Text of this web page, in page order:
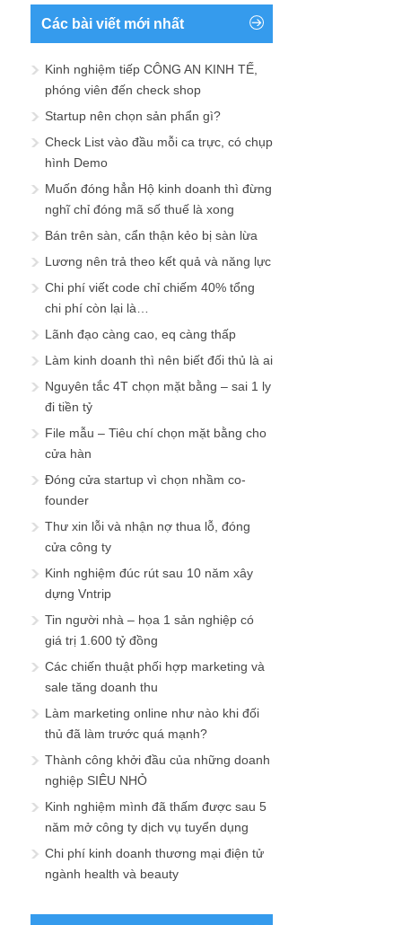
Các bài viết mới nhất
Kinh nghiệm tiếp CÔNG AN KINH TẾ,
phóng viên đến check shop
Startup nên chọn sản phẩn gì?
Check List vào đầu mỗi ca trực, có chụp
hình Demo
Muốn đóng hẳn Hộ kinh doanh thì đừng
nghĩ chỉ đóng mã số thuế là xong
Bán trên sàn, cẩn thận kẻo bị sàn lừa
Lương nên trả theo kết quả và năng lực
Chi phí viết code chỉ chiếm 40% tổng
chi phí còn lại là…
Lãnh đạo càng cao, eq càng thấp
Làm kinh doanh thì nên biết đối thủ là ai
Nguyên tắc 4T chọn mặt bằng – sai 1 ly
đi tiền tỷ
File mẫu – Tiêu chí chọn mặt bằng cho
cửa hàn
Đóng cửa startup vì chọn nhầm co-
founder
Thư xin lỗi và nhận nợ thua lỗ, đóng
cửa công ty
Kinh nghiệm đúc rút sau 10 năm xây
dựng Vntrip
Tin người nhà – họa 1 sản nghiệp có
giá trị 1.600 tỷ đồng
Các chiến thuật phối hợp marketing và
sale tăng doanh thu
Làm marketing online như nào khi đối
thủ đã làm trước quá mạnh?
Thành công khởi đầu của những doanh
nghiệp SIÊU NHỎ
Kinh nghiệm mình đã thấm được sau 5
năm mở công ty dịch vụ tuyển dụng
Chi phí kinh doanh thương mại điện tử
ngành health và beauty